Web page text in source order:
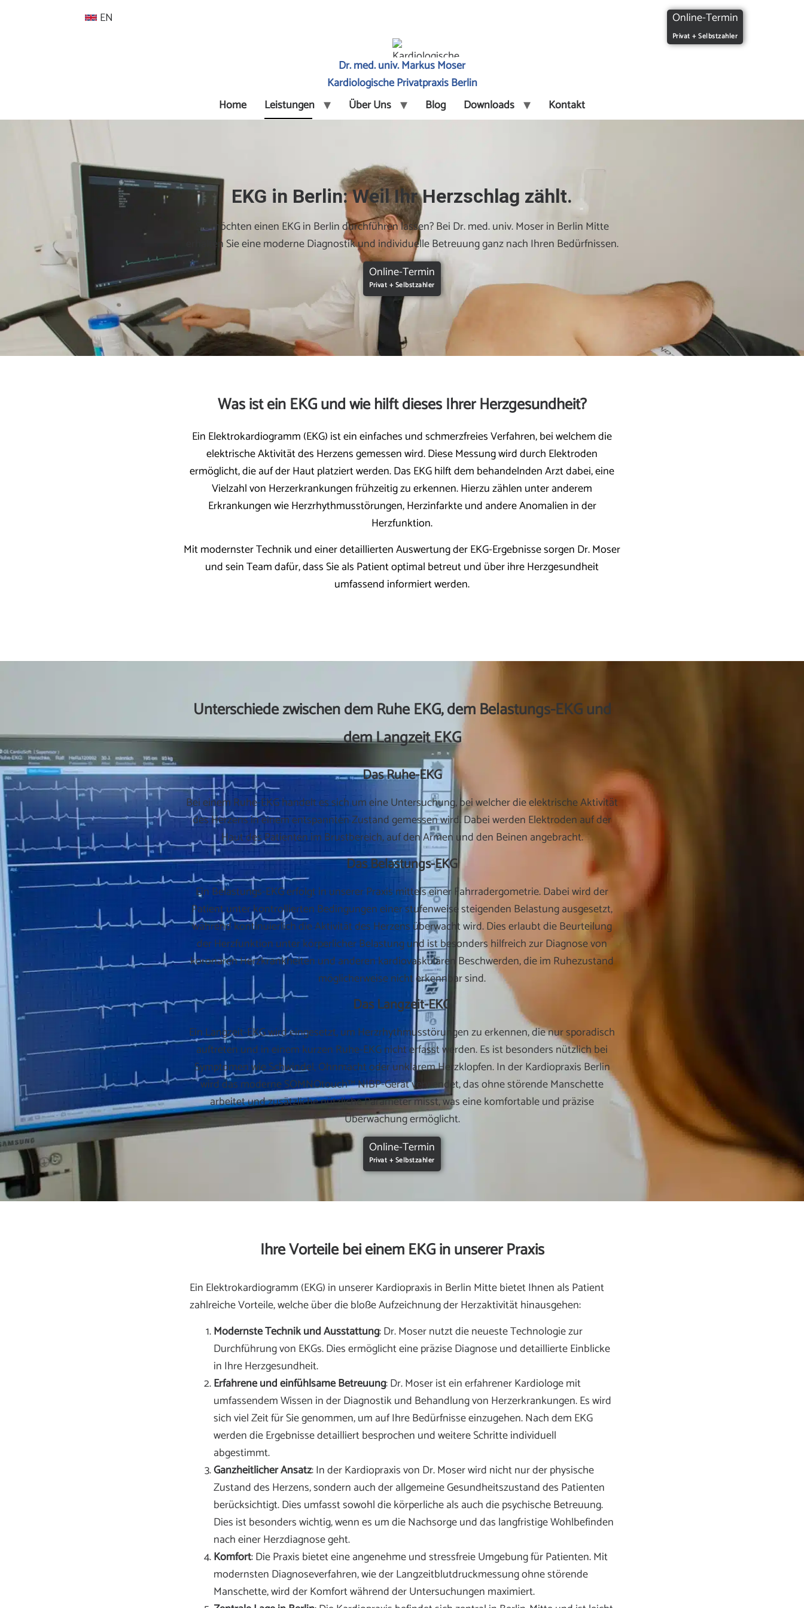
EN Online-Termin
Privat + Selbstzahler
Dr. med. univ. Markus Moser
Kardiologische Privatpraxis Berlin
Home
Leistungen Über Uns Blog Downloads Kontakt
EKG in Berlin: Weil Ihr Herzschlag zählt.
Sie möchten einen EKG in Berlin durchführen lassen? Bei Dr. med. univ. Moser in Berlin Mitte
erhalten Sie eine moderne Diagnostik und individuelle Betreuung ganz nach Ihren Bedürfnissen.
Online-Termin
Privat + Selbstzahler
Was ist ein EKG und wie hilft dieses Ihrer Herzgesundheit?
Ein Elektrokardiogramm (EKG) ist ein einfaches und schmerzfreies Verfahren, bei welchem die
elektrische Aktivität des Herzens gemessen wird. Diese Messung wird durch Elektroden
ermöglicht, die auf der Haut platziert werden. Das EKG hilft dem behandelnden Arzt dabei, eine
Vielzahl von Herzerkrankungen frühzeitig zu erkennen. Hierzu zählen unter anderem
Erkrankungen wie Herzrhythmusstörungen, Herzinfarkte und andere Anomalien in der
Herzfunktion.
Mit modernster Technik und einer detaillierten Auswertung der EKG-Ergebnisse sorgen Dr. Moser
und sein Team dafür, dass Sie als Patient optimal betreut und über ihre Herzgesundheit
umfassend informiert werden.
Unterschiede zwischen dem Ruhe EKG, dem Belastungs-EKG und
dem Langzeit EKG
Das Ruhe-EKG
Bei einem Ruhe-EKG handelt es sich um eine Untersuchung, bei welcher die elektrische Aktivität
des Herzens in einem entspannten Zustand gemessen wird. Dabei werden Elektroden auf der
Haut des Patienten im Brustbereich, auf den Armen und den Beinen angebracht.
Das Belastungs-EKG
Ein Belastungs-EKG erfolgt in unserer Praxis mittels einer Fahrradergometrie. Dabei wird der
Patient unter kontrollierten Bedingungen einer stufenweise steigenden Belastung ausgesetzt,
während kontinuierlich die Aktivität des Herzens überwacht wird. Dies erlaubt die Beurteilung
der Herzfunktion unter körperlicher Belastung und ist besonders hilfreich zur Diagnose von
koronaren Herzkrankheiten und anderen kardiovaskulären Beschwerden, die im Ruhezustand
möglicherweise nicht erkennbar sind.
Das Langzeit-EKG
Ein Langzeit-EKG wird eingesetzt, um Herzrhythmusstörungen zu erkennen, die nur sporadisch
auftreten und in einem kurzen Ruhe-EKG nicht erfasst werden. Es ist besonders nützlich bei
Symptomen wie Schwindel, Ohnmacht oder unklarem Herzklopfen. In der Kardiopraxis Berlin
wird das moderne SOMNOtouch™ NIBP-Gerät verwendet, das ohne störende Manschette
arbeitet und zusätzliche nützliche Parameter misst, was eine komfortable und präzise
Überwachung ermöglicht.
Online-Termin
Privat + Selbstzahler
Ihre Vorteile bei einem EKG in unserer Praxis
Ein Elektrokardiogramm (EKG) in unserer Kardiopraxis in Berlin Mitte bietet Ihnen als Patient
zahlreiche Vorteile, welche über die bloße Aufzeichnung der Herzaktivität hinausgehen:
Modernste Technik und Ausstattung: Dr. Moser nutzt die neueste Technologie zur
Durchführung von EKGs. Dies ermöglicht eine präzise Diagnose und detaillierte Einblicke
in Ihre Herzgesundheit.
Erfahrene und einfühlsame Betreuung: Dr. Moser ist ein erfahrener Kardiologe mit
umfassendem Wissen in der Diagnostik und Behandlung von Herzerkrankungen. Es wird
sich viel Zeit für Sie genommen, um auf Ihre Bedürfnisse einzugehen. Nach dem EKG
werden die Ergebnisse detailliert besprochen und weitere Schritte individuell
abgestimmt.
Ganzheitlicher Ansatz: In der Kardiopraxis von Dr. Moser wird nicht nur der physische
Zustand des Herzens, sondern auch der allgemeine Gesundheitszustand des Patienten
berücksichtigt. Dies umfasst sowohl die körperliche als auch die psychische Betreuung.
Dies ist besonders wichtig, wenn es um die Nachsorge und das langfristige Wohlbefinden
nach einer Herzdiagnose geht.
Komfort: Die Praxis bietet eine angenehme und stressfreie Umgebung für Patienten. Mit
modernsten Diagnoseverfahren, wie der Langzeitblutdruckmessung ohne störende
Manschette, wird der Komfort während der Untersuchungen maximiert.